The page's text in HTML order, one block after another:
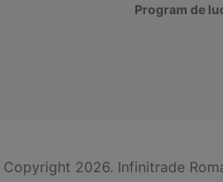
Program de
2026. Infinitrade